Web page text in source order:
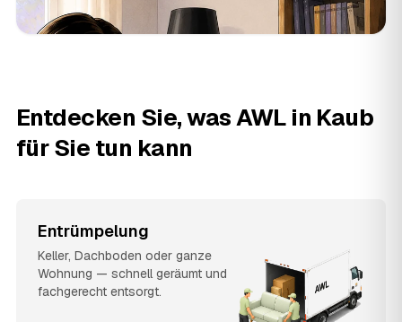
Entdecken Sie, was AWL in Kaub
für Sie tun kann
Entrümpelung
Keller, Dachboden oder ganze
Wohnung — schnell geräumt und
fachgerecht entsorgt.